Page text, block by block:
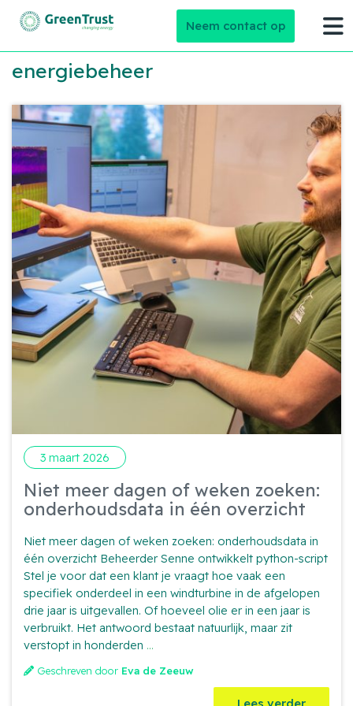
Neem contact op
energiebeheer
3 maart 2026
Niet meer dagen of weken zoeken:
onderhoudsdata in één overzicht
Niet meer dagen of weken zoeken: onderhoudsdata in
één overzicht Beheerder Senne ontwikkelt python-script
Stel je voor dat een klant je vraagt hoe vaak een
specifiek onderdeel in een windturbine in de afgelopen
drie jaar is uitgevallen. Of hoeveel olie er in een jaar is
verbruikt. Het antwoord bestaat natuurlijk, maar zit
verstopt in honderden ...
dagen
Geschreven door Eva de Zeeuw